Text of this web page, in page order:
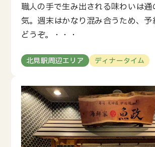
職人の手で生み出される味わいは
気。週末はかなり混み合うため、
どうぞ。・・・
北見駅周辺エリア ディナータイム